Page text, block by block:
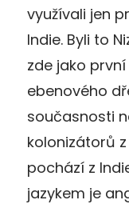
využívali jen
Indie. Byli to
zde jako
ebenového
současnosti
kolonizátorů
pochází z
jazykem je